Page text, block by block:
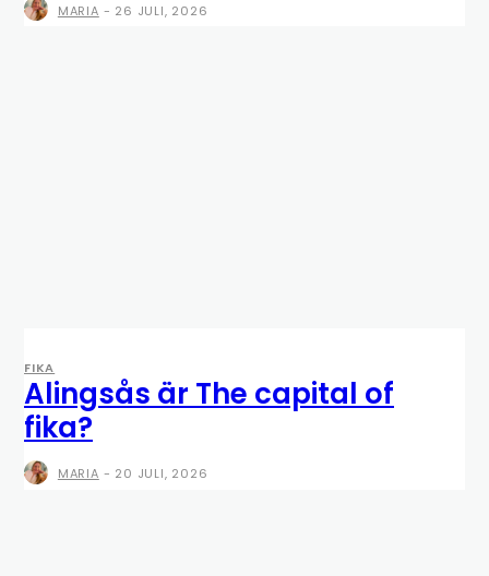
MARIA - 26 JULI, 2026
FIKA
Alingsås är The capital of
fika?
MARIA - 20 JULI, 2026